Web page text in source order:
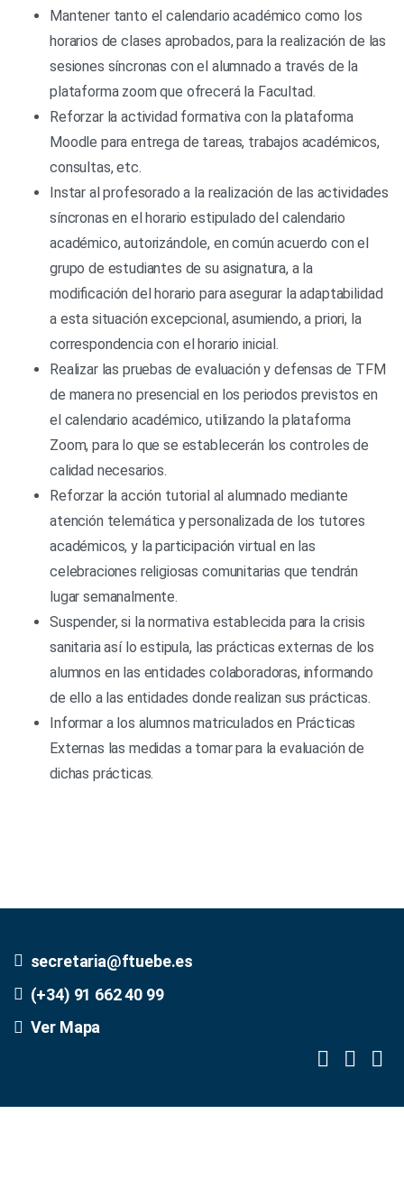
Mantener tanto el calendario académico como los
horarios de clases aprobados, para la realización de las
sesiones síncronas con el alumnado a través de la
plataforma zoom que ofrecerá la Facultad.
Reforzar la actividad formativa con la plataforma
Moodle para entrega de tareas, trabajos académicos,
consultas, etc.
Instar al profesorado a la realización de las actividades
síncronas en el horario estipulado del calendario
académico, autorizándole, en común acuerdo con el
grupo de estudiantes de su asignatura, a la
modificación del horario para asegurar la adaptabilidad
a esta situación excepcional, asumiendo, a priori, la
correspondencia con el horario inicial.
Realizar las pruebas de evaluación y defensas de TFM
de manera no presencial en los periodos previstos en
el calendario académico, utilizando la plataforma
Zoom, para lo que se establecerán los controles de
calidad necesarios.
Reforzar la acción tutorial al alumnado mediante
atención telemática y personalizada de los tutores
académicos, y la participación virtual en las
celebraciones religiosas comunitarias que tendrán
lugar semanalmente.
Suspender, si la normativa establecida para la crisis
sanitaria así lo estipula, las prácticas externas de los
alumnos en las entidades colaboradoras, informando
de ello a las entidades donde realizan sus prácticas.
Informar a los alumnos matriculados en Prácticas
Externas las medidas a tomar para la evaluación de
dichas prácticas.
secretaria@ftuebe.es
(+34) 91 662 40 99
Ver Mapa